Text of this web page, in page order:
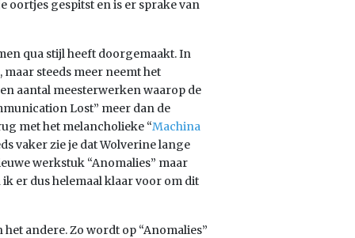
oortjes gespitst en is er sprake van
qua stijl heeft doorgemaakt. In
steeds meer neemt het
aantal meesterwerken waarop de
Lost” meer dan de
met het melancholieke “Machina
vaker zie je dat Wolverine lange
werkstuk “Anomalies” maar
er dus helemaal klaar voor om dit
andere. Zo wordt op “Anomalies”